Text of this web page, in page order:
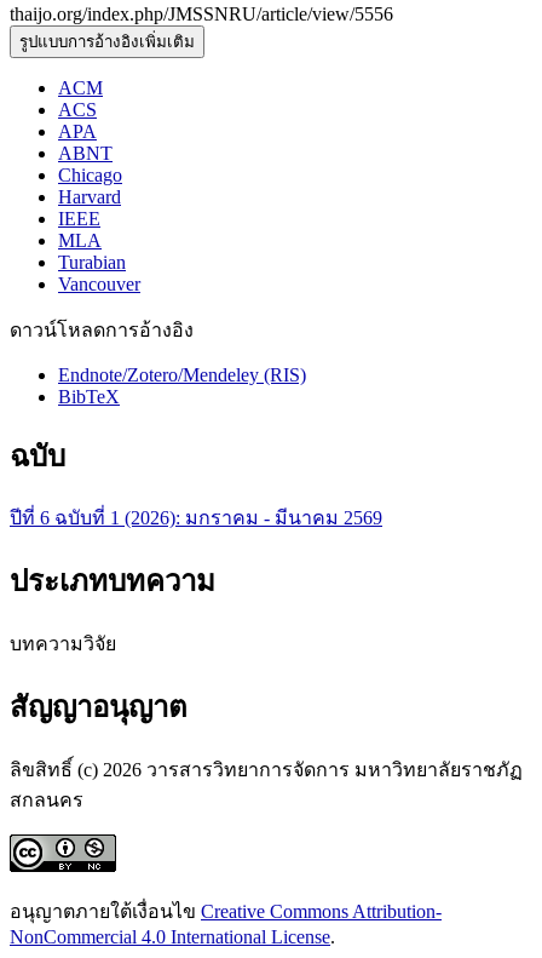
thaijo.org/index.php/JMSSNRU/article/view/5556
รูปแบบการอ้างอิงเพิ่มเติม
ACM
ACS
APA
ABNT
Chicago
Harvard
IEEE
MLA
Turabian
Vancouver
ดาวน์โหลดการอ้างอิง
Endnote/Zotero/Mendeley (RIS)
BibTeX
ฉบับ
ปีที่ 6 ฉบับที่ 1 (2026): มกราคม - มีนาคม 2569
ประเภทบทความ
บทความวิจัย
สัญญาอนุญาต
ลิขสิทธิ์ (c) 2026 วารสารวิทยาการจัดการ มหาวิทยาลัยราชภัฏ
สกลนคร
อนุญาตภายใต้เงื่อนไข Creative Commons Attribution-
NonCommercial 4.0 International License.